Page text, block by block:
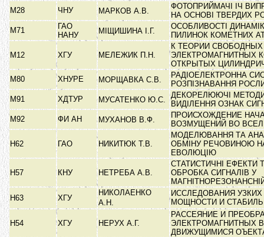
М28
ЧНУ МАРКОВ А.В.
ФОТОПРИЙМАЧІ ІЧ
НА ОСНОВІ ТВЕРДИХ
М71
ГАО
НАНУ
МІЩИШИНА І.Г.
ОСОБЛИВОСТІ
ПИЛИНОК КОМЕТНИХ
М12 ХГУ МЕЛЕЖИК П.Н.
К ТЕОРИИ СВОБОДНЫХ
ЭЛЕКТРОМАГНИТНЫХ
ОТКРЫТЫХ
М80
ХНУРЕ МОРЩАВКА С.В.
РАДІОЕЛЕКТРОННА
РОЗПІЗНАВАННЯ
М91
ХДТУР МУСАТЕНКО Ю.С.
ДЕКОРЕЛЮЮЧІ
ВИДІЛЕННЯ ОЗНАК
М92
ФИ АН МУХАНОВ В.Ф.
ПРОИСХОЖДЕНИЕ
ВОЗМУЩЕНИЙ ВО
Н62 ГАО НИКИТЮК Т.В.
МОДЕЛЮВАННЯ ТА
ОБМІНУ РЕЧОВИНОЮ
ЕВОЛЮЦІЮ
Н57 КНУ НЕТРЕБА А.В.
СТАТИСТИЧНІ ЕФЕКТИ
ОБРОБКА СИГНАЛІВ У
Н63
ХГУ
НИКОЛАЕНКО
А.Н.
ИССЛЕДОВАНИЯ
МОЩНОСТИ И
Н54 ХГУ НЕРУХ А.Г.
РАССЕЯНИЕ И
ЭЛЕКТРОМАГНИТНЫХ
ДВИЖУЩИМИСЯ